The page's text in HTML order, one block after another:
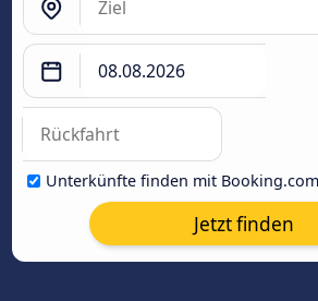
Unterkünfte finden mit Booking.com
Jetzt finden